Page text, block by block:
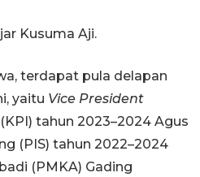
Kusuma Aji.
terdapat pula delapan
yaitu Vice President
tahun 2023–2024 Agus
(PIS) tahun 2022–2024
(PMKA) Gading